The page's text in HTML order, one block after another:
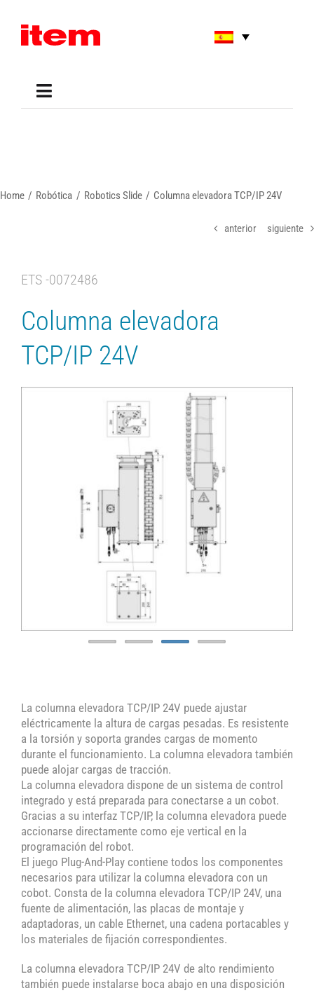
content
Toggle
Home Robótica Robotics Slide Columna elevadora TCP/IP 24V
anterior siguiente
ETS -0072486
Columna elevadora
TCP/IP 24V
La columna elevadora TCP/IP 24V puede ajustar
eléctricamente la altura de cargas pesadas. Es resistente
a la torsión y soporta grandes cargas de momento
durante el funcionamiento. La columna elevadora también
puede alojar cargas de tracción.
La columna elevadora dispone de un sistema de control
integrado y está preparada para conectarse a un cobot.
Gracias a su interfaz TCP/IP, la columna elevadora puede
accionarse directamente como eje vertical en la
programación del robot.
El juego Plug-And-Play contiene todos los componentes
necesarios para utilizar la columna elevadora con un
cobot. Consta de la columna elevadora TCP/IP 24V, una
fuente de alimentación, las placas de montaje y
adaptadoras, un cable Ethernet, una cadena portacables y
los materiales de fijación correspondientes.
La columna elevadora TCP/IP 24V de alto rendimiento
también puede instalarse boca abajo en una disposición